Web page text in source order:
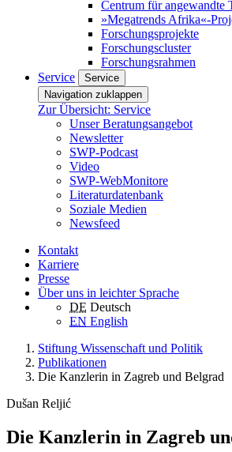
Centrum für angewandte
»Megatrends Afrika«-
Forschungsprojekte
Forschungscluster
Forschungsrahmen
Service
Service
Navigation zuklappen
Zur Übersicht: Service
Unser Beratungsangebot
Newsletter
SWP-Podcast
Video
SWP-WebMonitore
Literaturdatenbank
Soziale Medien
Newsfeed
Kontakt
Karriere
Presse
Über uns in leichter Sprache
DE Deutsch
EN English
Stiftung Wissenschaft und Politik
Publikationen
Die Kanzlerin in Zagreb und Belgrad
Dušan Reljić
Die Kanzlerin in Zagreb